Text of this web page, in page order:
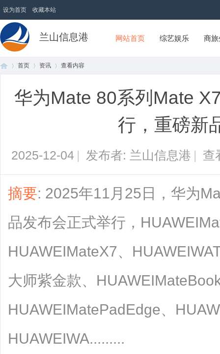
设为首页 收藏本站
兰山信息港 网站首页 综艺娱乐 商
首页 资讯 查看内容
华为Mate 80系列Mate
行，重磅新
2025-12-04 | 发布者: 兰山信息港 | 查
摘要: 2025年11月25日，华为
品发布会正式举行，
HUAWEIMateX7、
大师紫金款、
HUAWEIMatePadEdge、
HUAWEIWA.........